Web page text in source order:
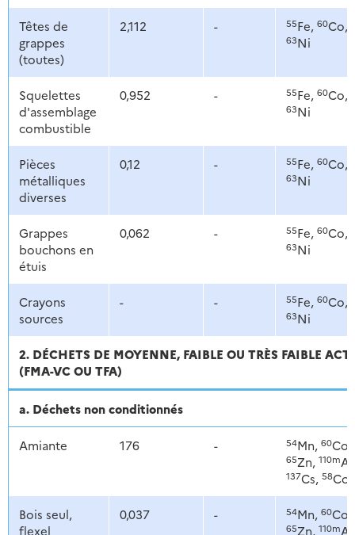
Têtes de
grappes
(toutes)
2,112 - 55Fe, 60Co,
63Ni
Squelettes
d'assemblage
combustible
0,952 - 55Fe, 60Co,
63Ni
Pièces
métalliques
diverses
0,12 - 55Fe, 60Co,
63Ni
Grappes
bouchons en
étuis
0,062 - 55Fe, 60Co,
63Ni
Crayons
sources
- - 55Fe, 60Co,
63Ni
2. DÉCHETS DE MOYENNE, FAIBLE OU TRÈS FAIBLE
(FMA-VC OU TFA)
a. Déchets non conditionnés
Amiante 176 - 54Mn, 60Co,
65Zn, 110m
137Cs, 58Co
Bois seul,
flexel
0,037 - 54Mn, 60Co,
65Zn, 110m